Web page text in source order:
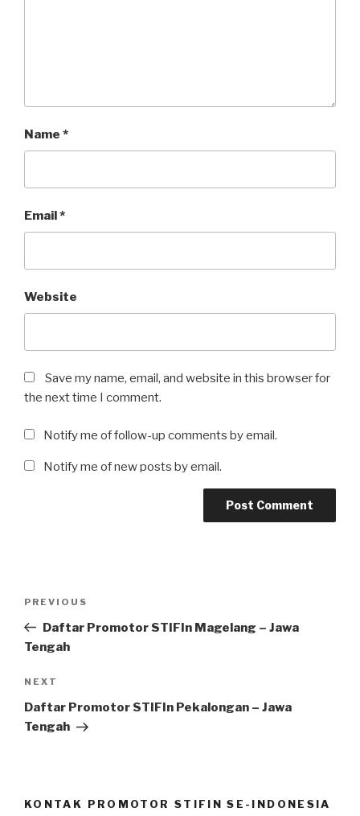
Name *
Email*
Website
Save my name, email, and website in this browser for
the next time I comment.
Notify me of follow-up comments by email.
Notify me of new posts by email.
Previous
Post
PREVIOUS
Daftar Promotor STIFIn Magelang – Jawa
Tengah
Next
Post
NEXT
Daftar Promotor STIFIn Pekalongan – Jawa
Tengah
KONTAK PROMOTOR STIFIN SE-INDONESIA